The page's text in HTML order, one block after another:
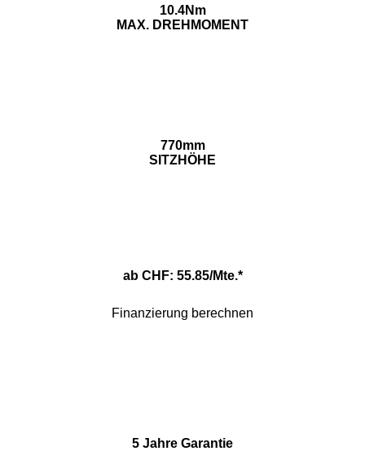
10.4Nm
MAX. DREHMOMENT
770mm
SITZHÖHE
ab CHF: 55.85/Mte.*
Finanzierung berechnen
5 Jahre Garantie